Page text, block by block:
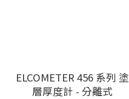
ELCOMETER 456 系列 塗
層厚度計 - 分離式